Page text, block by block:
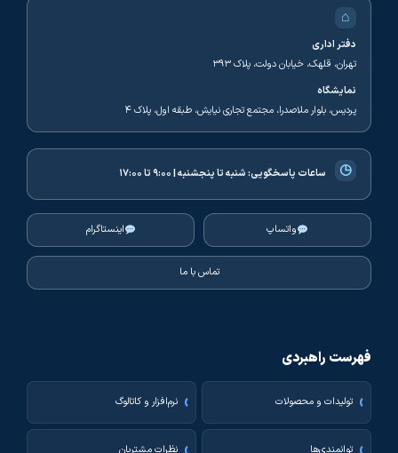
⌂
دفتر اداری
تهران، قلهک، خیابان دولت، پلاک ۳۹۳
نمایشگاه
پردیس، بلوار ملاصدرا، مجتمع تجاری نیایش، طبقه اول، پلاک ۴
◷ ساعات پاسخگویی:شنبه تا پنجشنبه | ۹:۰۰ تا ۱۷:۰۰
واتساپ اینستاگرام
تماس با ما
فهرست راهبردی
تولیدات و محصولات نرم‌افزار و کاتالوگ
توانمندی‌ها نظرات مشتریان